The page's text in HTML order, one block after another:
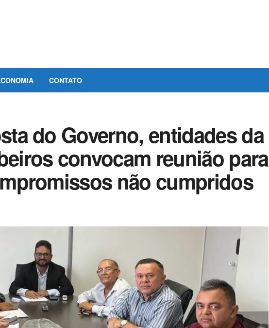
CONTATO
do Governo, entidades da
convocam reunião para
não cumpridos